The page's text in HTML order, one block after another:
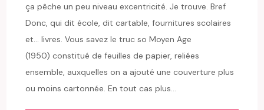
ça pêche un peu niveau excentricité. Je trouve. Bref
Donc, qui dit école, dit cartable, fournitures scolaires
et… livres. Vous savez le truc so Moyen Age
(1950) constitué de feuilles de papier, reliées
ensemble, auxquelles on a ajouté une couverture plus
ou moins cartonnée. En tout cas plus…